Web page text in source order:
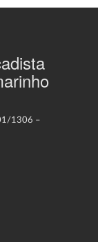
1306 –